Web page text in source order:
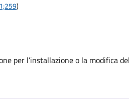
)
per l’installazione o la modifica